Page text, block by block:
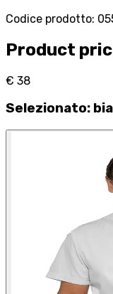
Codice prodotto:
Product
€ 38
Selezionato: